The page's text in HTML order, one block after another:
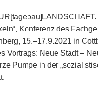
Konferenz des
15.–17.9.2021 in
Vortrags: Neue Stadt –
Pumpe in der